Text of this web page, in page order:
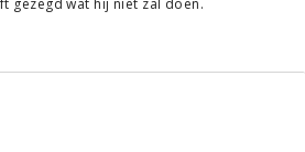
gezegd wat hij niet zal doen.